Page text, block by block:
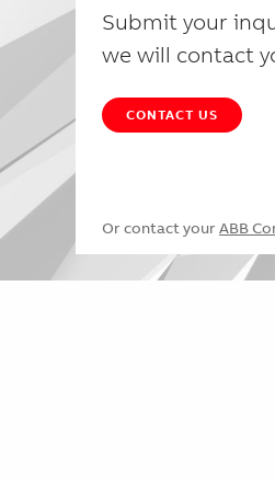
Submit your
we will contact
CONTACT US
Or contact your ABB